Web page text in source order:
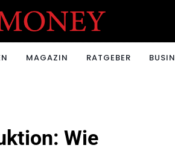
MAGAZIN RATGEBER
Wie